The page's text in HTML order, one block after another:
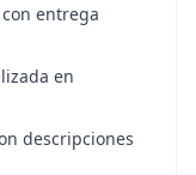
entrega
en
descripciones